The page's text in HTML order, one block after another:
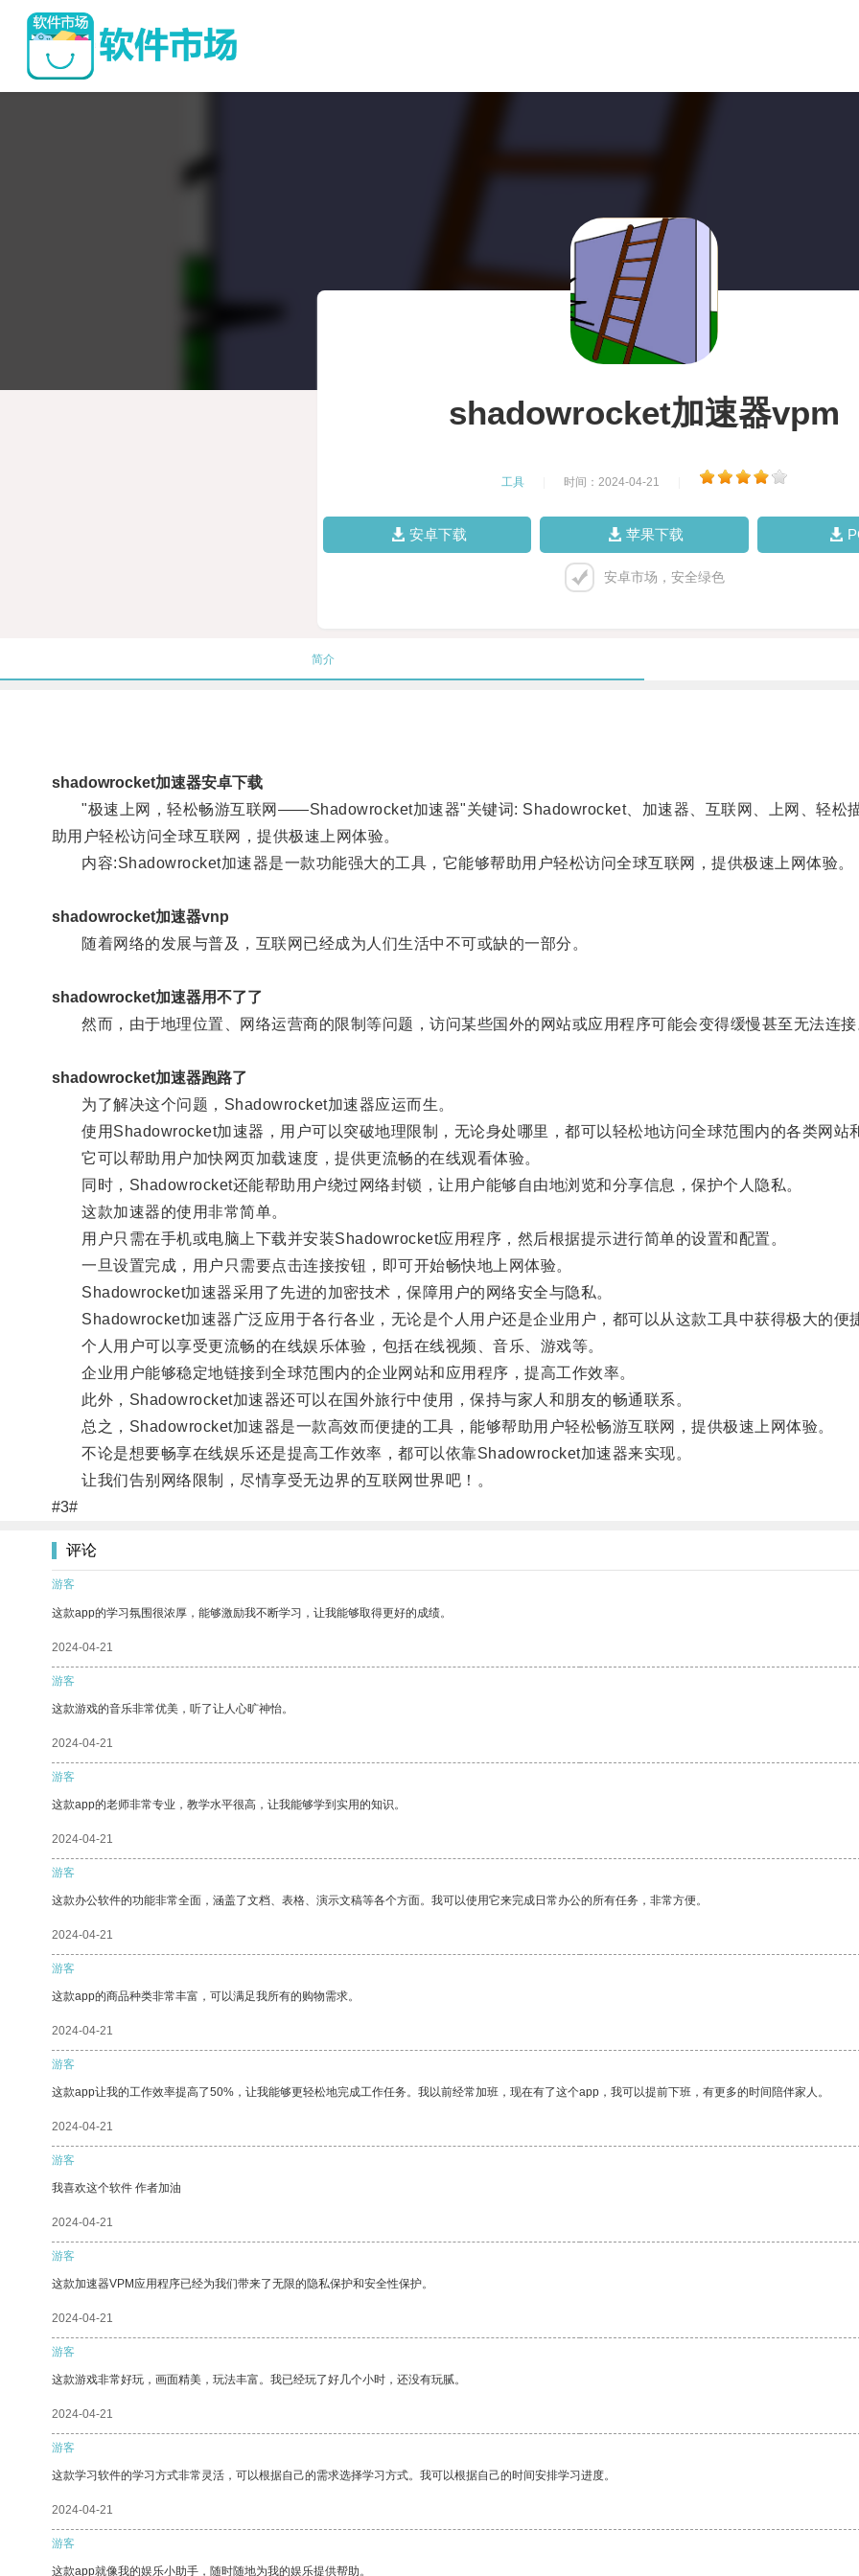
shadowrocket加速器vpm
工具 时间：2024-04-21
安卓下载 苹果下载
安卓市场，安全绿色
简介
shadowrocket加速器安卓下载
"极速上网，轻松畅游互联网——Shadowrocket加速器"关键词: Shadowrocket、加速器、互联网、上网、轻松
助用户轻松访问全球互联网，提供极速上网体验。
内容:Shadowrocket加速器是一款功能强大的工具，它能够帮助用户轻松访问全球互联网，提供极速上网体验。
shadowrocket加速器vnp
随着网络的发展与普及，互联网已经成为人们生活中不可或缺的一部分。
shadowrocket加速器用不了了
然而，由于地理位置、网络运营商的限制等问题，访问某些国外的网站或应用程序可能会变得缓慢甚至无法连接
shadowrocket加速器跑路了
为了解决这个问题，Shadowrocket加速器应运而生。
使用Shadowrocket加速器，用户可以突破地理限制，无论身处哪里，都可以轻松地访问全球范围内的各类网站
它可以帮助用户加快网页加载速度，提供更流畅的在线观看体验。
同时，Shadowrocket还能帮助用户绕过网络封锁，让用户能够自由地浏览和分享信息，保护个人隐私。
这款加速器的使用非常简单。
用户只需在手机或电脑上下载并安装Shadowrocket应用程序，然后根据提示进行简单的设置和配置。
一旦设置完成，用户只需要点击连接按钮，即可开始畅快地上网体验。
Shadowrocket加速器采用了先进的加密技术，保障用户的网络安全与隐私。
Shadowrocket加速器广泛应用于各行各业，无论是个人用户还是企业用户，都可以从这款工具中获得极大的便
个人用户可以享受更流畅的在线娱乐体验，包括在线视频、音乐、游戏等。
企业用户能够稳定地链接到全球范围内的企业网站和应用程序，提高工作效率。
此外，Shadowrocket加速器还可以在国外旅行中使用，保持与家人和朋友的畅通联系。
总之，Shadowrocket加速器是一款高效而便捷的工具，能够帮助用户轻松畅游互联网，提供极速上网体验。
不论是想要畅享在线娱乐还是提高工作效率，都可以依靠Shadowrocket加速器来实现。
让我们告别网络限制，尽情享受无边界的互联网世界吧！。
#3#
评论
游客
这款app的学习氛围很浓厚，能够激励我不断学习，让我能够取得更好的成绩。
2024-04-21
游客
这款游戏的音乐非常优美，听了让人心旷神怡。
2024-04-21
游客
这款app的老师非常专业，教学水平很高，让我能够学到实用的知识。
2024-04-21
游客
这款办公软件的功能非常全面，涵盖了文档、表格、演示文稿等各个方面。我可以使用它来完成日常办公的所有任务，非常方便。
2024-04-21
游客
这款app的商品种类非常丰富，可以满足我所有的购物需求。
2024-04-21
游客
这款app让我的工作效率提高了50%，让我能够更轻松地完成工作任务。我以前经常加班，现在有了这个app，我可以提前下班，有更多的时间陪伴家人。
2024-04-21
游客
我喜欢这个软件 作者加油
2024-04-21
游客
这款加速器VPM应用程序已经为我们带来了无限的隐私保护和安全性保护。
2024-04-21
游客
这款游戏非常好玩，画面精美，玩法丰富。我已经玩了好几个小时，还没有玩腻。
2024-04-21
游客
这款学习软件的学习方式非常灵活，可以根据自己的需求选择学习方式。我可以根据自己的时间安排学习进度。
2024-04-21
游客
这款app就像我的娱乐小助手，随时随地为我的娱乐提供帮助。